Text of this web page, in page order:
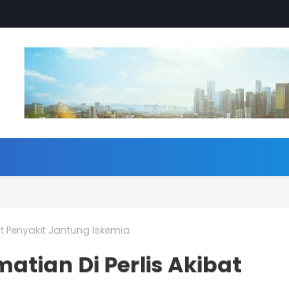
Penyakit Jantung Iskemia
Di Perlis Akibat